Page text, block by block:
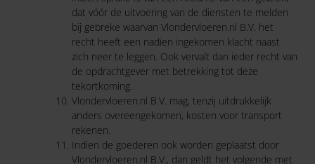
dat vóór de uitvoering van de diensten te melden
bij gebreke waarvan Vlondervloeren.nl B.V. het
recht heeft een nadien ingekomen klacht naast
zich neer te leggen. Ook vervalt dan ieder recht van
de opdrachtgever met betrekking tot deze
tekortkoming.
Vlondervloeren.nl B.V. mag, tenzij uitdrukkelijk
anders overeengekomen, kosten voor transport
rekenen.
Indien de goederen ook worden geplaatst door
Vlondervloeren.nl B.V., dan geldt het volgende met